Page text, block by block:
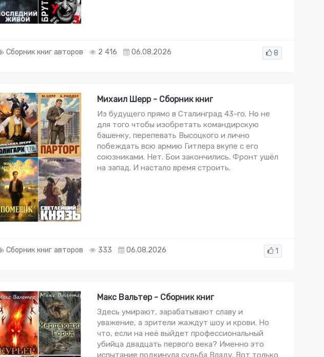
Сборник книг авторов 2 416 06.08.2026 8
Михаил Шерр - Сборник книг
Из будущего прямо в Сталинград 43-го. Но не
для того чтобы изобретать командирскую
башенку, перепевать Высоцкого и лично
побеждать всю армию Гитлера вкупе с его
союзниками. Нет. Бои закончились. Фронт ушёл
на запад. И настало время строить.
Сборник книг авторов 333 06.08.2026 1
Макс Вальтер - Сборник книг
Здесь умирают, зарабатывают славу и
уважение, а зрители жаждут шоу и крови. Но
что, если на неё выйдет профессиональный
убийца двадцать первого века? Именно это
испытание подкинула судьба Владу. Вот только